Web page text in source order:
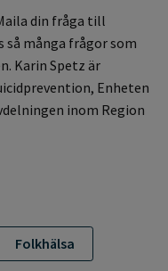
din fråga till
så många frågor som
Karin Spetz är
Enheten
inom Region
Folkhälsa